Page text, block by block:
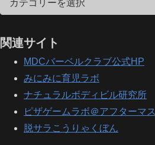
関連サイト
MDCバーベルクラブ公式HP
みにみに育児ラボ
ナチュラルボディビル研究所
ピザゲームラボ＠アフターマス
脱サラこうりゃくぼん